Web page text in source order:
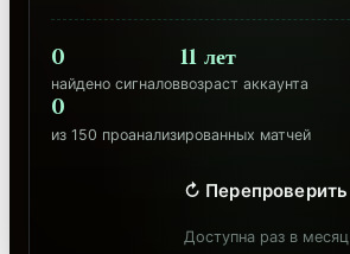
0
найдено сигналов
11 лет
возраст аккаунта
0
из 150 проанализированных матчей
↻ Перепроверить
Доступна раз в месяц